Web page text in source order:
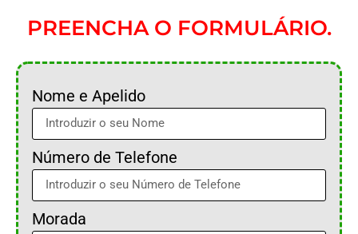
PREENCHA O FORMULÁRIO.
Nome e Apelido
Número de Telefone
Morada